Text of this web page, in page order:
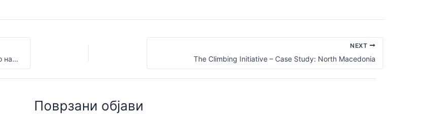
Напатствија и мерките на заштита од Претседателството на ФПСМ од КОВИД-19
NEXT
The Climbing Initiative – Case Study: North Macedonia
Поврзани објави